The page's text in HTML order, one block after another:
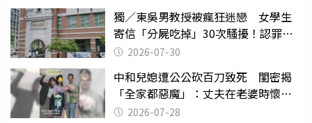
獨／東吳男教授被瘋狂迷戀 女學生
寄信「分屍吃掉」30次騷擾！認罪免
關 2026-07-30
中和兒媳遭公公砍百刀致死 閨密揭
「全家都惡魔」：丈夫在老婆時懷孕
摔東西
2026-07-28